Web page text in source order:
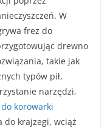
W
frez do
drewno
takie jak
typów pił,
narzędzi,
korowarki
do krajzegi, wciąż